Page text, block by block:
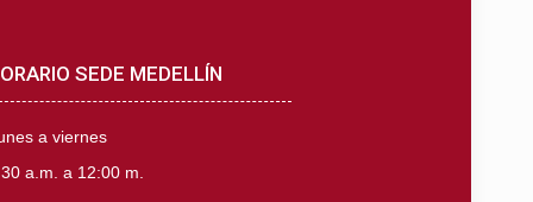
SEDE MEDELLÍN
a viernes
a.m. a 12:00 m.